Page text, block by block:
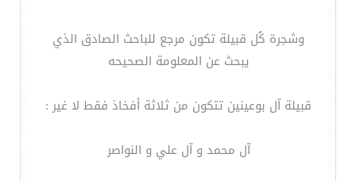
وشجرة كُل قبيلة تكون مرجع للباحث الصادق الذي
يبحث عن المعلومة الصحيحه
قبيلة آل بوعينين تتكون من ثلاثة أفخاذ فقط لا غير :
آل محمد و آل علي و النواصر